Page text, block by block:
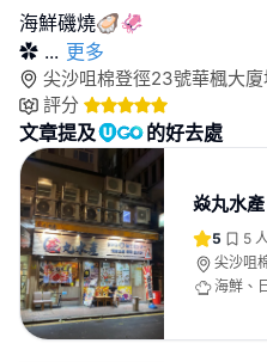
海鮮磯燒🦪🦑
✿ ... 更多
尖沙咀棉登徑23號華楓大
評分
文章提及 的好去處
焱丸水產
5 5
尖沙咀
海鮮、